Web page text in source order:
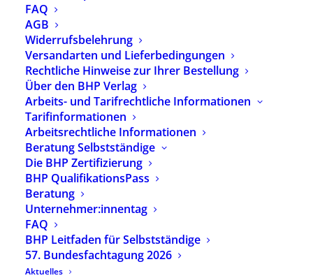
FAQ
AGB
Widerrufsbelehrung
Versandarten und Lieferbedingungen
Rechtliche Hinweise zur Ihrer Bestellung
Über den BHP Verlag
Arbeits- und Tarifrechtliche Informationen
Tarifinformationen
Arbeitsrechtliche Informationen
Beratung Selbstständige
Die BHP Zertifizierung
BHP QualifikationsPass
Beratung
Unternehmer:innentag
FAQ
BHP Leitfaden für Selbstständige
57. Bundesfachtagung 2026
Aktuelles
Leistungen der Eingliederungshilfe für
bereits eingeschulte Kinder mit
körperlichen und/oder geistigen
Behinderungen - Zuständigkeiten
Anspruchsvoraussetzungen und
Leistungsumfang
Ort: Online
Datum:
29.09.2026 – 13.10.2026
Anmeldeschluss: 28.08.2026
Plätze verfügbar
Referent:innen: